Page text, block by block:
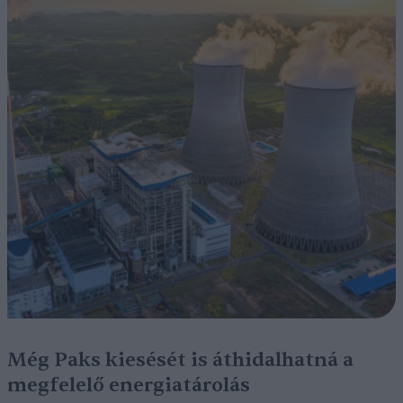
Még Paks kiesését is áthidalhatná a
megfelelő energiatárolás